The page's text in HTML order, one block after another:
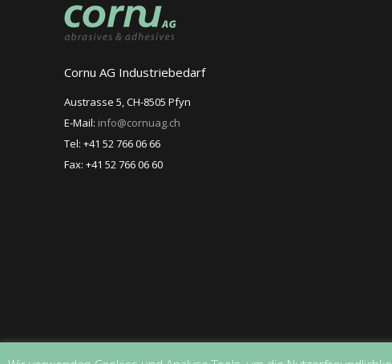
Cornu AG Industriebedarf
Austrasse 5, CH-8505 Pfyn
E-Mail: info@cornuag.ch
Tel: +41 52 766 06 66
Fax: +41 52 766 06 60